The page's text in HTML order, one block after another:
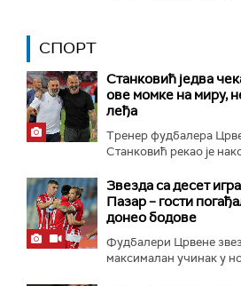
СПОРТ
Станковић једва
ове момке на миру,
леђа
Тренер фудбалера
Станковић рекао је
Звезда са десет
Пазар – гости
донео бодове
Фудбалери Црвене
максималан учинак у